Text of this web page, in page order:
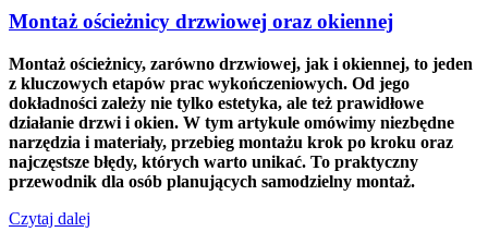
Montaż ościeżnicy drzwiowej oraz okiennej
Montaż ościeżnicy, zarówno drzwiowej, jak i okiennej, to jeden
z kluczowych etapów prac wykończeniowych. Od jego
dokładności zależy nie tylko estetyka, ale też prawidłowe
działanie drzwi i okien. W tym artykule omówimy niezbędne
narzędzia i materiały, przebieg montażu krok po kroku oraz
najczęstsze błędy, których warto unikać. To praktyczny
przewodnik dla osób planujących samodzielny montaż.
Czytaj dalej